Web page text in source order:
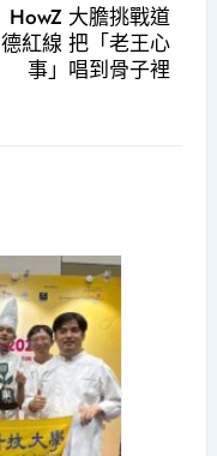
HowZ 大膽挑戰道
德紅線 把「老王心
事」唱到骨子裡